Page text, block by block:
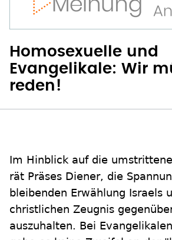
Homosexuelle und
Evangelikale: Wir
reden!
Im Hinblick auf die
rät Präses Diener, die
bleibenden Erwählung Israels
christlichen Zeugnis
auszuhalten. Bei